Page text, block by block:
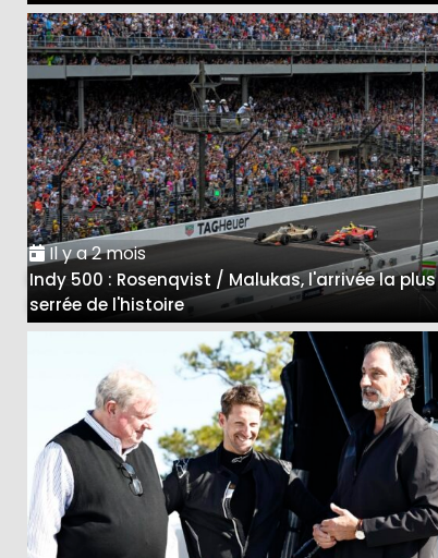
Il y a 2 mois
Indy 500 : Rosenqvist / Malukas, l'arrivée la plus
serrée de l'histoire